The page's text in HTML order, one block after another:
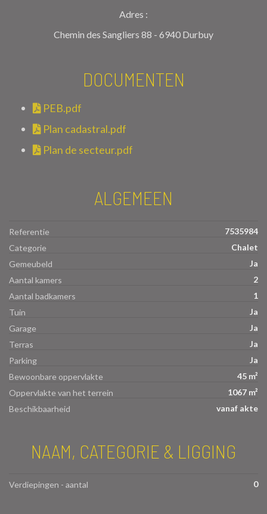
Adres :
Chemin des Sangliers 88 - 6940 Durbuy
DOCUMENTEN
PEB.pdf
Plan cadastral.pdf
Plan de secteur.pdf
ALGEMEEN
Referentie
7535984
Categorie
Chalet
Gemeubeld
Ja
Aantal kamers
2
Aantal badkamers
1
Tuin
Ja
Garage
Ja
Terras
Ja
Parking
Ja
Bewoonbare oppervlakte
45 m²
Oppervlakte van het terrein
1067 m²
Beschikbaarheid
vanaf akte
NAAM, CATEGORIE & LIGGING
Verdiepingen - aantal 0